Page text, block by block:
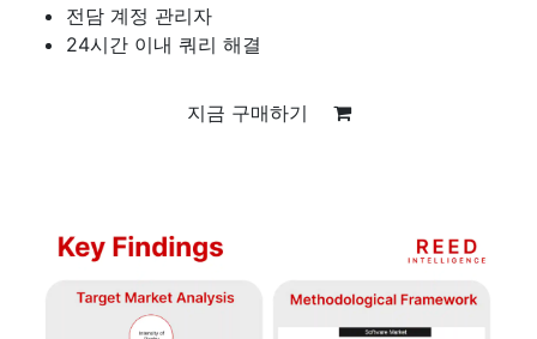
전담 계정 관리자
24시간 이내 쿼리 해결
지금 구매하기